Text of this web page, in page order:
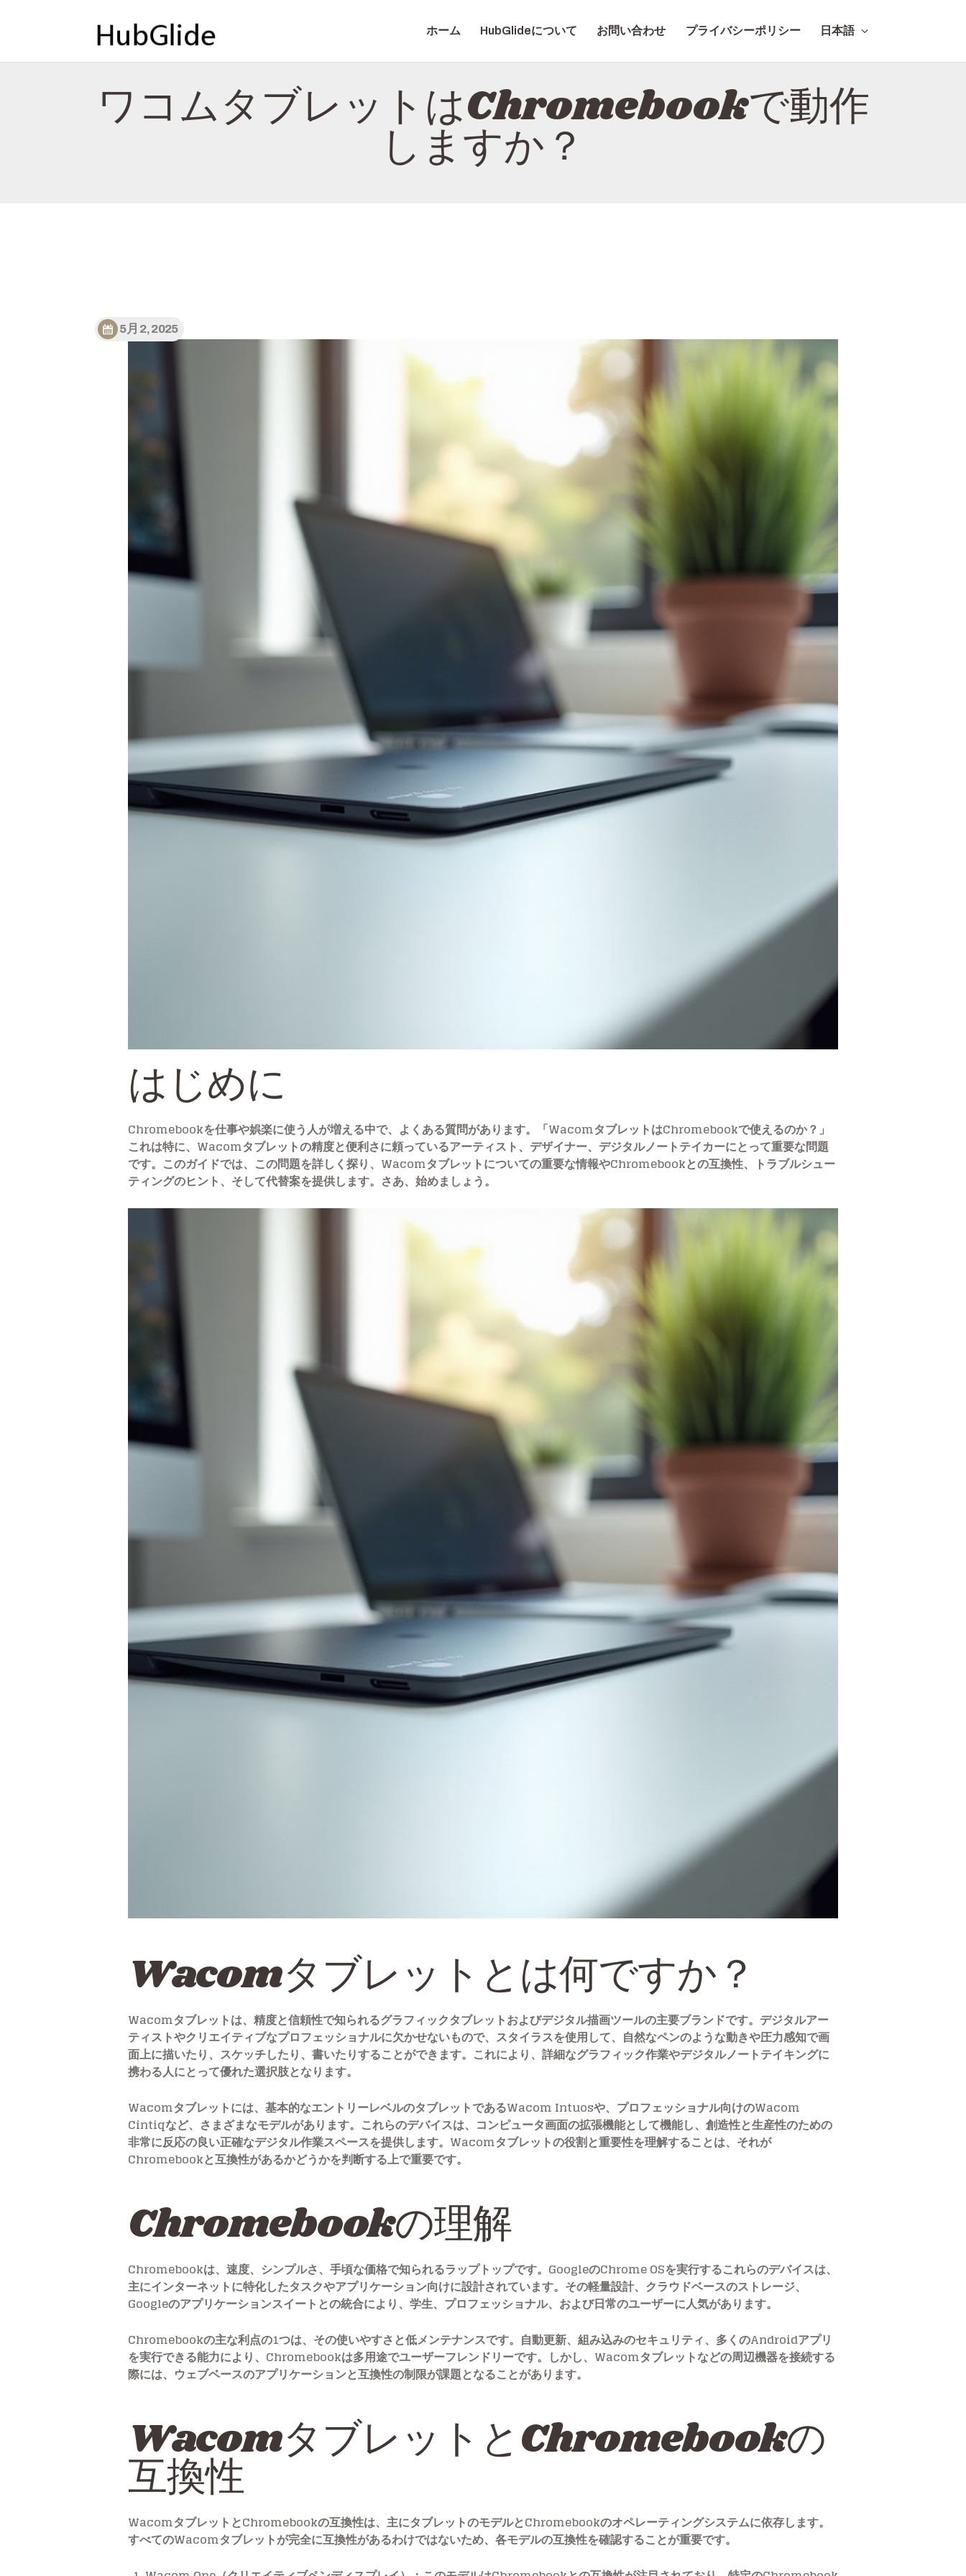
ホーム HubGlideについて お問い合わせ プライバシーポリシー 日本語
ワコムタブレットはChromebookで動作
しますか？
HUBGLIDE
お問い合わせ
プライバシーポリシ
5月 2, 2025
はじめに
Chromebookを仕事や娯楽に使う人が増える中で、よくある質問があります。「WacomタブレットはChromebookで使えるのか？」
これは特に、Wacomタブレットの精度と便利さに頼っているアーティスト、デザイナー、デジタルノートテイカーにとって重要な問題
です。このガイドでは、この問題を詳しく探り、Wacomタブレットについての重要な情報やChromebookとの互換性、トラブルシュー
ティングのヒント、そして代替案を提供します。さあ、始めましょう。
Wacomタブレットとは何ですか？
Wacomタブレットは、精度と信頼性で知られるグラフィックタブレットおよびデジタル描画ツールの主要ブランドです。デジタルアー
ティストやクリエイティブなプロフェッショナルに欠かせないもので、スタイラスを使用して、自然なペンのような動きや圧力感知で画
面上に描いたり、スケッチしたり、書いたりすることができます。これにより、詳細なグラフィック作業やデジタルノートテイキングに
携わる人にとって優れた選択肢となります。
Wacomタブレットには、基本的なエントリーレベルのタブレットであるWacom Intuosや、プロフェッショナル向けのWacom
Cintiqなど、さまざまなモデルがあります。これらのデバイスは、コンピュータ画面の拡張機能として機能し、創造性と生産性のための
非常に反応の良い正確なデジタル作業スペースを提供します。Wacomタブレットの役割と重要性を理解することは、それが
Chromebookと互換性があるかどうかを判断する上で重要です。
Chromebookの理解
Chromebookは、速度、シンプルさ、手頃な価格で知られるラップトップです。GoogleのChrome OSを実行するこれらのデバイスは、
主にインターネットに特化したタスクやアプリケーション向けに設計されています。その軽量設計、クラウドベースのストレージ、
Googleのアプリケーションスイートとの統合により、学生、プロフェッショナル、および日常のユーザーに人気があります。
Chromebookの主な利点の1つは、その使いやすさと低メンテナンスです。自動更新、組み込みのセキュリティ、多くのAndroidアプリ
を実行できる能力により、Chromebookは多用途でユーザーフレンドリーです。しかし、Wacomタブレットなどの周辺機器を接続する
際には、ウェブベースのアプリケーションと互換性の制限が課題となることがあります。
WacomタブレットとChromebookの
互換性
WacomタブレットとChromebookの互換性は、主にタブレットのモデルとChromebookのオペレーティングシステムに依存します。
すべてのWacomタブレットが完全に互換性があるわけではないため、各モデルの互換性を確認することが重要です。